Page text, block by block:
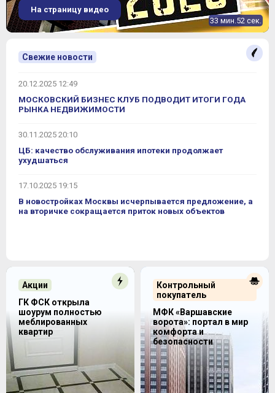
33 мин.52 сек.
На страницу видео
Свежие новости
20.12.2025 12:49
МОСКОВСКИЙ БИЗНЕС КЛУБ ПОДВОДИТ ИТОГИ ГОДА
РЫНКА НЕДВИЖИМОСТИ
30.11.2025 20:10
ЦБ: качество обслуживания ипотеки продолжает
ухудшаться
17.10.2025 19:15
В новостройках Москвы исчерпывается предложение, а
на вторичке сокращается приток новых объектов
Контрольный
покупатель
МФК «Варшавские
ворота»: портал в мир
комфорта и
безопасности
Акции
ГК ФСК открыла
шоурум полностью
меблированных
квартир